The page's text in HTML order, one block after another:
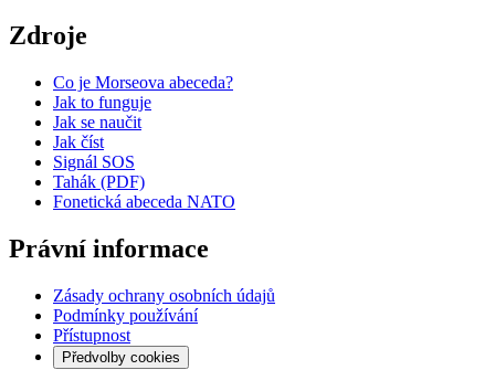
Zdroje
Co je Morseova abeceda?
Jak to funguje
Jak se naučit
Jak číst
Signál SOS
Tahák (PDF)
Fonetická abeceda NATO
Právní informace
Zásady ochrany osobních údajů
Podmínky používání
Přístupnost
Předvolby cookies